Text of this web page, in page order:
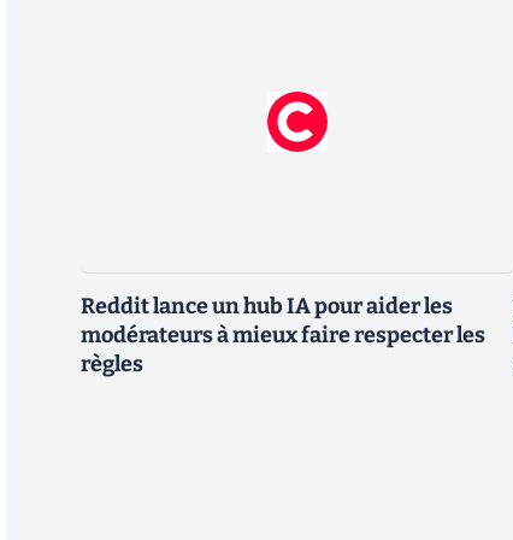
Reddit lance un hub IA pour aider les
modérateurs à mieux faire respecter les
règles